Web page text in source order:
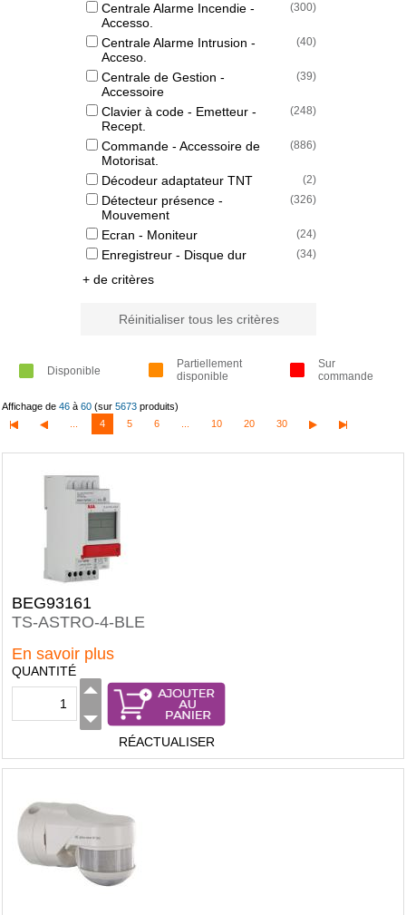
Centrale Alarme Incendie -
Accesso.
(300)
Centrale Alarme Intrusion -
Acceso.
(40)
Centrale de Gestion -
Accessoire
(39)
Clavier à code - Emetteur -
Recept.
(248)
Commande - Accessoire de
Motorisat.
(886)
Décodeur adaptateur TNT (2)
Détecteur présence -
Mouvement
(326)
Ecran - Moniteur (24)
Enregistreur - Disque dur (34)
+ de critères
Réinitialiser tous les critères
Disponible
Partiellement
disponible
Sur
commande
Affichage de 46 à 60 (sur 5673 produits)
4 5 6 10 20 30
BEG93161
TS-ASTRO-4-BLE
En savoir plus
QUANTITÉ
RÉACTUALISER